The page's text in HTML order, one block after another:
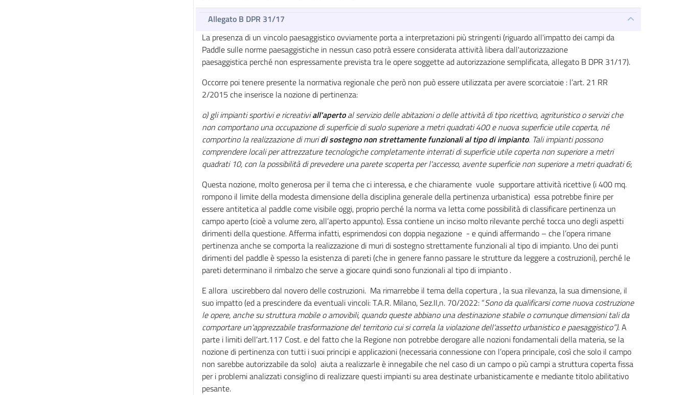
Allegato B DPR 31/17
La presenza di un vincolo paesaggistico ovviamente porta a interpretazioni più stringenti(riguardo all'impatto dei campi da
Paddle sulle norme paesaggistiche in nessun caso potrà essere considerata attività libera dall'autorizzazione
paesaggistica perché non espressamente prevista tra le opere soggette ad autorizzazione semplificata, allegato B DPR 31/17).
Occorre poi tenere presente la normativa regionale che però non può essere utilizzata per avere scorciatoie : l’art. 21 RR
2/2015 che inserisce la nozione di pertinenza:
o) gli impianti sportivi e ricreativiall'apertoal servizio delle abitazioni o delle attività di tipo ricettivo, agrituristico o servizi che
non comportano una occupazione di superficie di suolo superiore a metri quadrati 400 e nuova superficie utile coperta, né
comportino la realizzazione di muridi sostegno non strettamente funzionali al tipo di impianto. Tali impianti possono
comprendere locali per attrezzature tecnologiche completamente interrati di superficie utile coperta non superiore a metri
quadrati 10, con la possibilità di prevedere una parete scoperta per l'accesso, avente superficie non superiore a metri quadrati 6;
Questa nozione, molto generosa per il tema che ci interessa, e che chiaramente vuole supportare attività ricettive (i 400 mq.
rompono il limite della modesta dimensione della disciplina generale della pertinenza urbanistica) essa potrebbe finire per
essere antitetica al paddle come visibile oggi, proprio perché la norma va letta come possibilità di classificare pertinenza un
campo aperto (cioè a volume zero, all’aperto appunto). Essa contiene un inciso molto rilevante perché tocca uno degli aspetti
dirimenti della questione. Afferma infatti, esprimendosi con doppia negazione - e quindi affermando – che l’opera rimane
pertinenza anche se comporta la realizzazione di muri di sostegno strettamente funzionali al tipo di impianto. Uno dei punti
dirimenti del paddle è spesso la esistenza di pareti (che in genere fanno passare le strutture da leggere a costruzioni), perché le
pareti determinano il rimbalzo che serve a giocare quindi sono funzionali al tipo di impianto .
E allora uscirebbero dal novero delle costruzioni. Ma rimarrebbe il tema della copertura , la sua rilevanza, la sua dimensione, il
suo impatto (ed a prescindere da eventuali vincoli: T.A.R. Milano, Sez.II,n. 70/2022: “Sono da qualificarsi come nuova costruzione
le opere, anche su struttura mobile o amovibili, quando queste abbiano una destinazione stabile o comunque dimensioni tali da
comportare un'apprezzabile trasformazione del territorio cui si correla la violazione dell'assetto urbanistico e paesaggistico”). A
parte i limiti dell’art.117 Cost. e del fatto che la Regione non potrebbe derogare alle nozioni fondamentali della materia, se la
nozione di pertinenza con tutti i suoi principi e applicazioni (necessaria connessione con l’opera principale, così che solo il campo
non sarebbe autorizzabile da solo) aiuta a realizzarle è innegabile che nel caso di un campo o più campi a struttura coperta fissa
per i problemi analizzati consiglino di realizzare questi impianti su area destinate urbanisticamente e mediante titolo abilitativo
pesante.